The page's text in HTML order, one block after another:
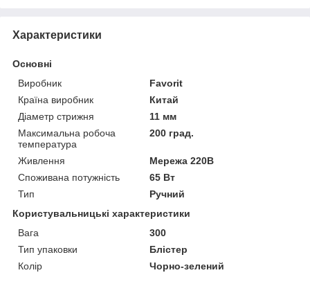
Характеристики
Основні
Виробник
Favorit
Країна виробник
Китай
Діаметр стрижня
11 мм
Максимальна робоча
температура
200 град.
Живлення
Мережа 220В
Споживана потужність
65 Вт
Тип
Ручний
Користувальницькі характеристики
Вага
300
Тип упаковки
Блістер
Колір
Чорно-зелений